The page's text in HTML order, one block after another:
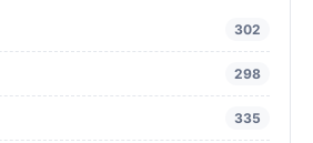
302
298
335